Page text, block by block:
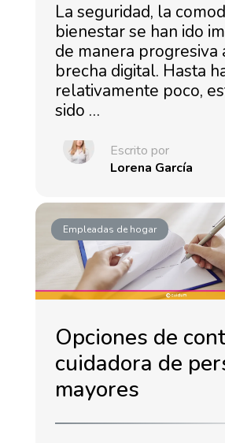
La seguridad, la
bienestar se han ido
de manera progresiva
brecha digital. Hasta
relativamente poco,
sido …
Escrito por
Lorena García
Empleadas de hogar
Opciones de
cuidadora de
mayores